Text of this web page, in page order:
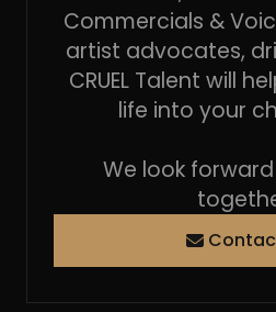
Commercials &
artist advocates,
CRUEL Talent will
life into your
We look